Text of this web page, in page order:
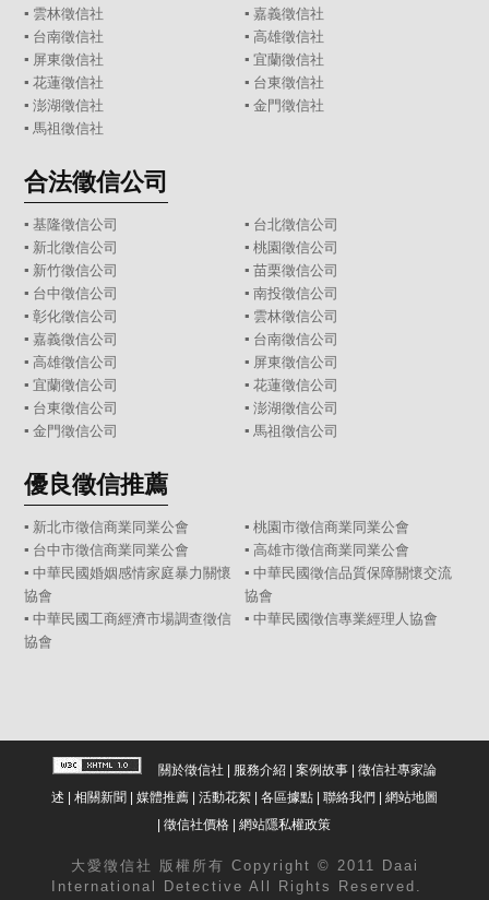
▪ 雲林徵信社 ▪ 嘉義徵信社
▪ 台南徵信社 ▪ 高雄徵信社
▪ 屏東徵信社 ▪ 宜蘭徵信社
▪花蓮徵信社 ▪ 台東徵信社
▪澎湖徵信社 ▪ 金門徵信社
▪ 馬祖徵信社
合法徵信公司
▪基隆徵信公司 ▪ 台北徵信公司
▪ 新北徵信公司 ▪ 桃園徵信公司
▪ 新竹徵信公司 ▪ 苗栗徵信公司
▪ 台中徵信公司 ▪ 南投徵信公司
▪彰化徵信公司 ▪ 雲林徵信公司
▪嘉義徵信公司 ▪ 台南徵信公司
▪高雄徵信公司 ▪ 屏東徵信公司
▪宜蘭徵信公司 ▪ 花蓮徵信公司
▪ 台東徵信公司 ▪ 澎湖徵信公司
▪金門徵信公司 ▪ 馬祖徵信公司
優良徵信推薦
▪ 新北市徵信商業同業公會
▪ 桃園市徵信商業同業公會
▪ 台中市徵信商業同業公會
▪ 高雄市徵信商業同業公會
▪ 中華民國婚姻感情家庭暴力關懷
協會
▪ 中華民國徵信品質保障關懷交流
協會
▪ 中華民國工商經濟市場調查徵信
協會
▪ 中華民國徵信專業經理人協會
關於徵信社 | 服務介紹| 案例故事| 徵信社專家論
述 | 相關新聞 | 媒體推薦| 活動花絮| 各區據點| 聯絡我們| 網站地圖
|徵信社價格 |網站隱私權政策
大愛 徵信社
版權所有 Copyright © 2011 Daai
International Detective All Rights Reserved.